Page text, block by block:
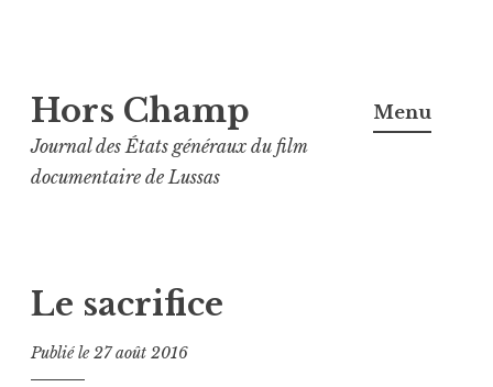
au
contenu
principal
Hors Champ
Journal des États généraux du film
documentaire de Lussas
Menu
Le sacrifice
Publié le27 août 2016